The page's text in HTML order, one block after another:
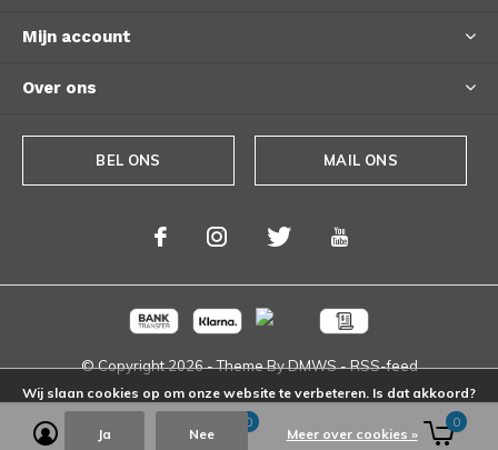
Mijn account
Over ons
BEL ONS MAIL ONS
© Copyright2026- Theme ByDMWS-RSS-feed
0 0
Wij slaan cookies op om onze website te verbeteren. Is dat akkoord?
Ja Nee Meer over cookies »